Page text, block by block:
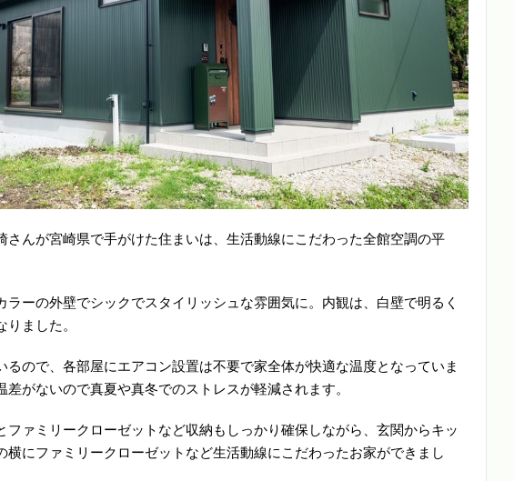
さんが宮崎県で手がけた住まいは、生活動線にこだわった全館空調の平
ラーの外壁でシックでスタイリッシュな雰囲気に。内観は、白壁で明るく
ました。
るので、各部屋にエアコン設置は不要で家全体が快適な温度となっていま
差がないので真夏や真冬でのストレスが軽減されます。
ファミリークローゼットなど収納もしっかり確保しながら、玄関からキッ
横にファミリークローゼットなど生活動線にこだわったお家ができまし